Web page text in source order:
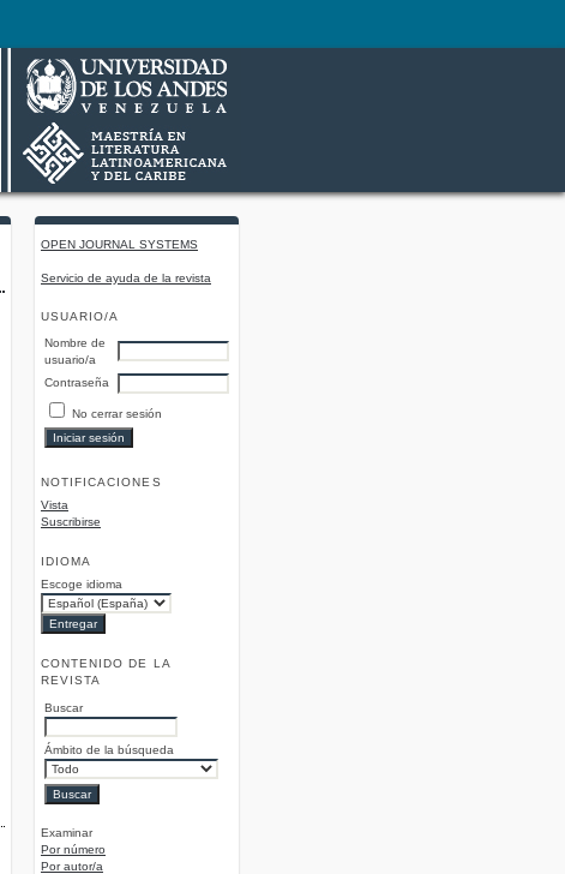
OPEN JOURNAL SYSTEMS
Servicio de ayuda de la revista
USUARIO/A
Nombre de
usuario/a
Contraseña
No cerrar sesión
NOTIFICACIONES
Vista
Suscribirse
IDIOMA
Escoge idioma
CONTENIDO DE LA
REVISTA
Buscar
Ámbito de la búsqueda
Examinar
Por número
Por autor/a